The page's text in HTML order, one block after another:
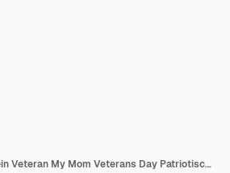
Sie ist nicht nur ein Veteran My Mom Veterans Day Patriotisches T-Shirt